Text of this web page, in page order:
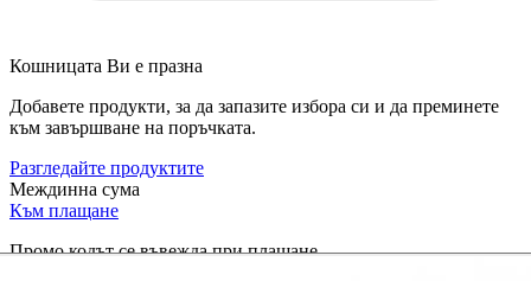
Кошницата Ви е празна
Добавете продукти, за да запазите избора си и да преминете
към завършване на поръчката.
Разгледайте продуктите
Междинна сума
Към плащане
Промо кодът се въвежда при плащане.